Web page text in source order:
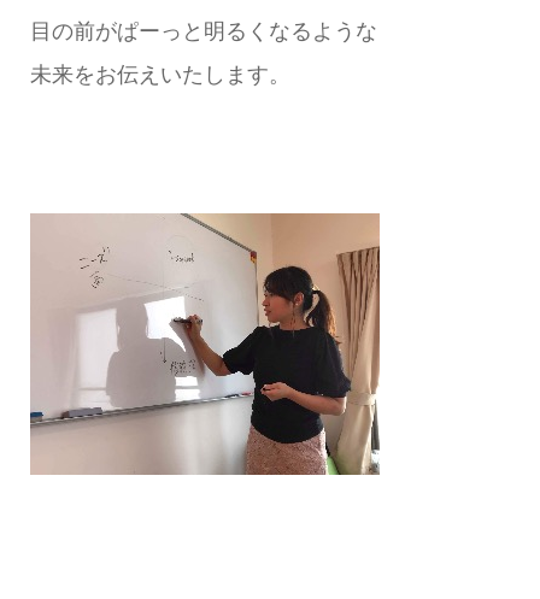
目の前がぱーっと明るくなるような
未来をお伝えいたします。